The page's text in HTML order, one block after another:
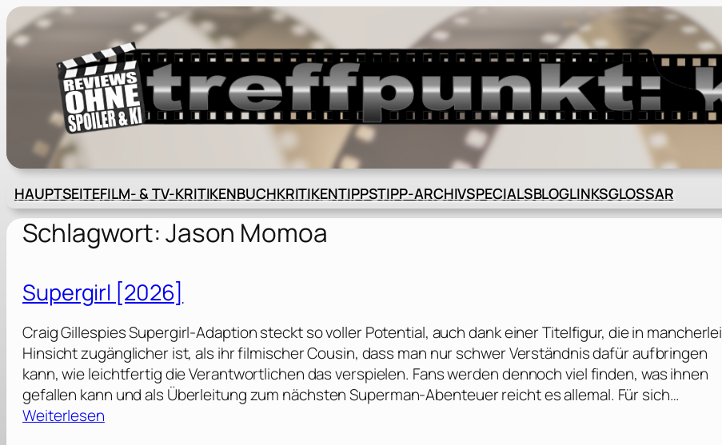
Zum
Inhalt
springen
HAUPTSEITEFILM- & TV-KRITIKENBUCHKRITIKENTIPPSTIPP-ARCHIVSPECIALSBLOGLINKSGLOSSAR
Schlagwort:Jason Momoa
Supergirl [2026]
Craig Gillespies Supergirl-Adaption steckt so voller Potential, auch dank einer Titelfigur, die in mancherlei
Hinsicht zugänglicher ist, als ihr filmischer Cousin, dass man nur schwer Verständnis dafür aufbringen
kann, wie leichtfertig die Verantwortlichen das verspielen. Fans werden dennoch viel finden, was ihnen
gefallen kann und als Überleitung zum nächsten Superman-Abenteuer reicht es allemal. Für sich…
Weiterlesen: